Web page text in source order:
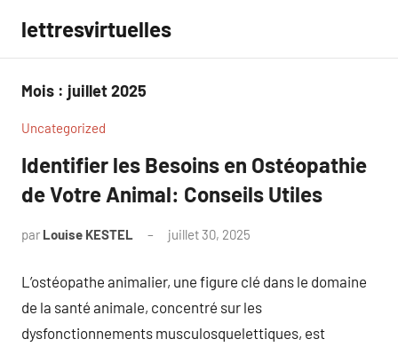
contenu
lettresvirtuelles
Mois : juillet 2025
Uncategorized
Identifier les Besoins en Ostéopathie
de Votre Animal: Conseils Utiles
par Louise KESTEL juillet 30, 2025
L’ostéopathe animalier, une figure clé dans le domaine
de la santé animale, concentré sur les
dysfonctionnements musculosquelettiques, est